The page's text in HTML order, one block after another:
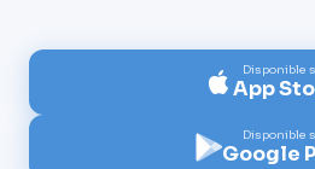
Disponible
App
Disponible
Google